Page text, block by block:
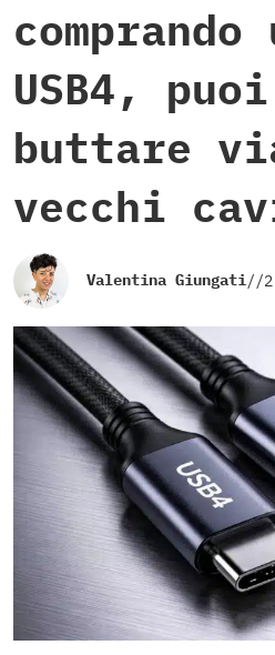
comprando
USB4,
buttare
vecchi
Valentina Giungati//